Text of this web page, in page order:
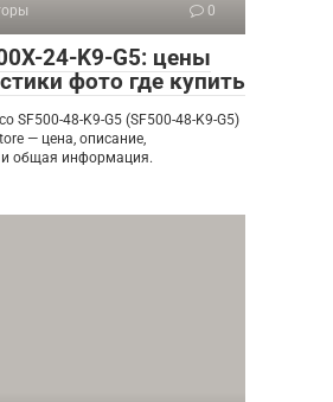
0
24-K9-G5: цены
фото где купить
SF500-48-K9-G5 (SF500-48-K9-G5)
— цена, описание,
и общая информация.